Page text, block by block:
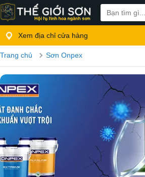
Xem địa chỉ cửa hàng
Trang chủ Sơn Onpex